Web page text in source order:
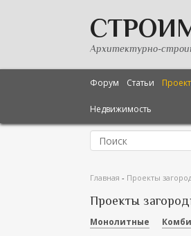
Архитектурно-
Форум Статьи
Недвижимость
Главная - Проекты
Проекты
Монолитные